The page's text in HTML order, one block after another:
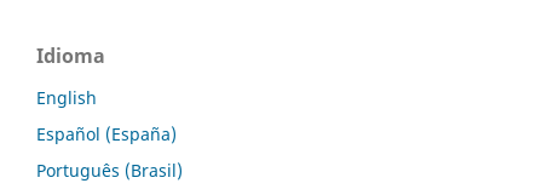
Idioma
English
Español (España)
Português (Brasil)